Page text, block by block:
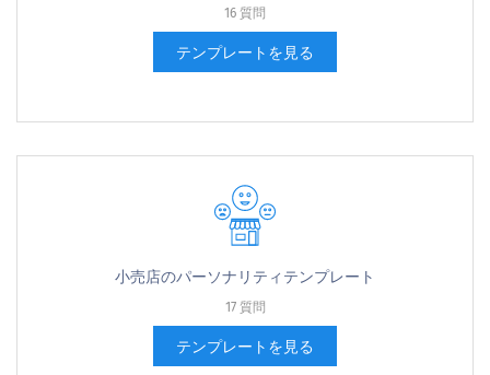
16 質問
テンプレートを見る
小売店のパーソナリティテンプレート
17 質問
テンプレートを見る